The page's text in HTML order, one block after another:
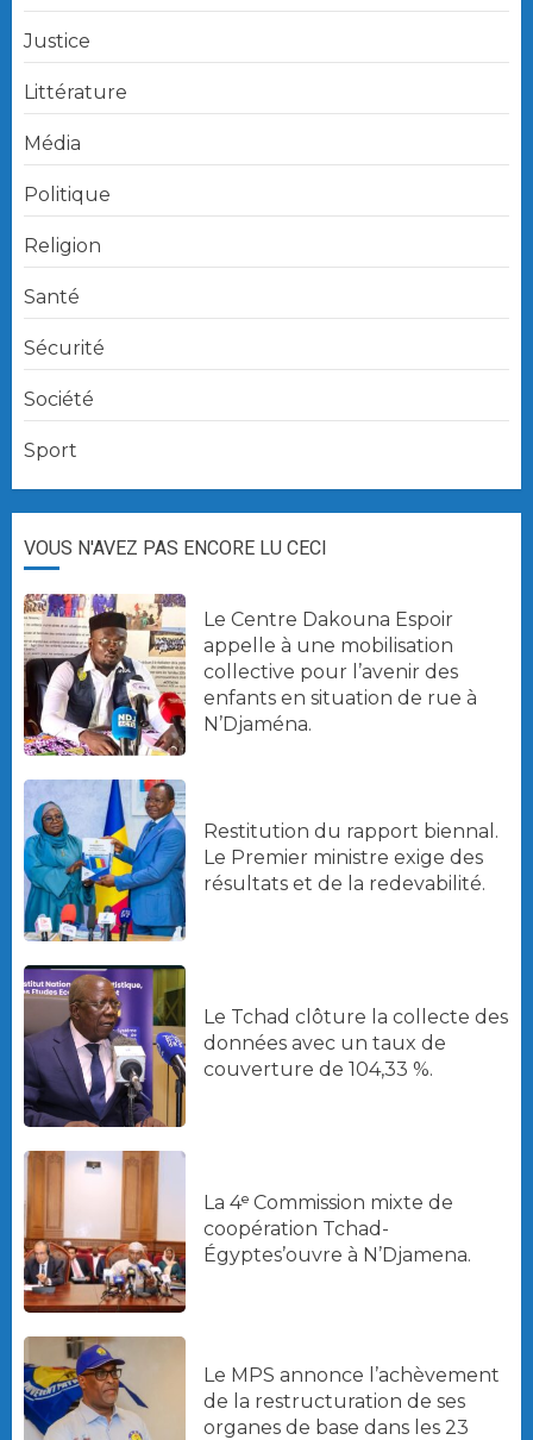
Justice
Littérature
Média
Politique
Religion
Santé
Sécurité
Société
Sport
VOUS N'AVEZ PAS ENCORE LU CECI
Le Centre Dakouna Espoir
appelle à une mobilisation
collective pour l’avenir des
enfants en situation de rue à
N’Djaména.
Restitution du rapport biennal.
Le Premier ministre exige des
résultats et de la redevabilité.
Le Tchad clôture la collecte des
données avec un taux de
couverture de 104,33 %.
La 4ᵉ Commission mixte de
coopération Tchad-
Égyptes’ouvre à N’Djamena.
Le MPS annonce l’achèvement
de la restructuration de ses
organes de base dans les 23